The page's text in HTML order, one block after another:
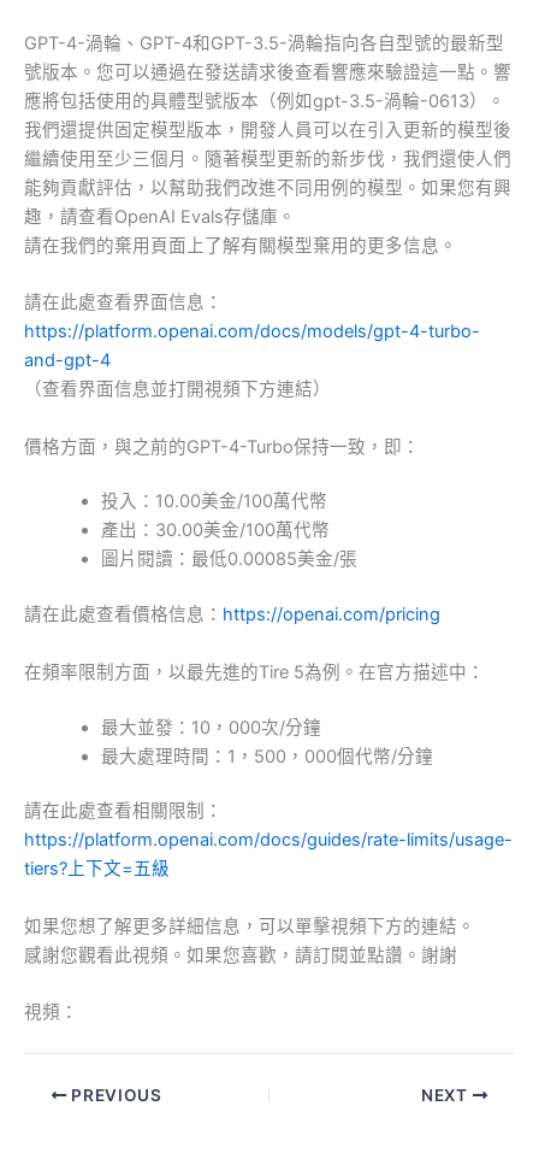
GPT-4-渦輪、GPT-4和GPT-3.5-渦輪指向各自型號的最新型
號版本。您可以通過在發送請求後查看響應來驗證這一點。響
應將包括使用的具體型號版本（例如gpt-3.5-渦輪-0613）。
我們還提供固定模型版本，開發人員可以在引入更新的模型後
繼續使用至少三個月。隨著模型更新的新步伐，我們還使人們
能夠貢獻評估，以幫助我們改進不同用例的模型。如果您有興
趣，請查看OpenAI Evals存儲庫。
請在我們的棄用頁面上了解有關模型棄用的更多信息。
請在此處查看界面信息：
https://platform.openai.com/docs/models/gpt-4-turbo-
and-gpt-4
（查看界面信息並打開視頻下方連結）
價格方面，與之前的GPT-4-Turbo保持一致，即：
投入：10.00美金/100萬代幣
產出：30.00美金/100萬代幣
圖片閱讀：最低0.00085美金/張
請在此處查看價格信息： https://openai.com/pricing
在頻率限制方面，以最先進的Tire 5為例。在官方描述中：
最大並發：10，000次/分鐘
最大處理時間：1，500，000個代幣/分鐘
請在此處查看相關限制：
https://platform.openai.com/docs/guides/rate-limits/usage-
tiers?上下文=五級
如果您想了解更多詳細信息，可以單擊視頻下方的連結。
感謝您觀看此視頻。如果您喜歡，請訂閱並點讚。謝謝
視頻：
PREVIOUS NEXT